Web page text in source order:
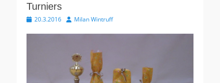
Turniers
Veröffentlicht
20.3.2016 AutorMilan Wintruff